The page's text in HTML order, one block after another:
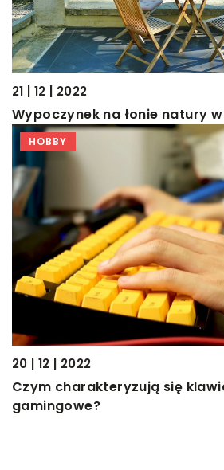
21 | 12 | 2022
Wypoczynek na łonie natury
HOBBY
20 | 12 | 2022
Czym charakteryzują się
gamingowe?